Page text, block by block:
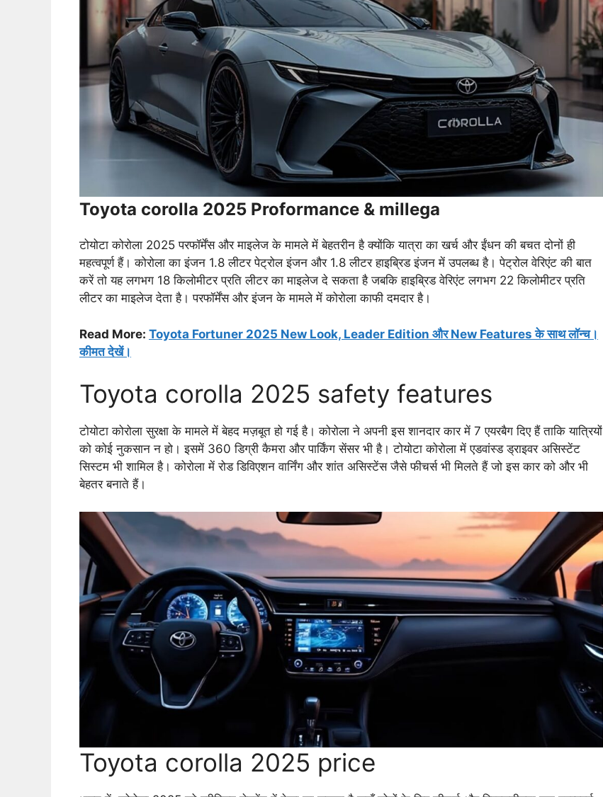
Toyota corolla 2025 Proformance & millega
टोयोटा कोरोला 2025 परफॉर्मेंस और माइलेज के मामले में बेहतरीन है क्योंकि यात्रा का खर्च और ईंधन की बचत दोनों ही
महत्वपूर्ण हैं। कोरोला का इंजन 1.8 लीटर पेट्रोल इंजन और 1.8 लीटर हाइब्रिड इंजन में उपलब्ध है। पेट्रोल वेरिएंट की बात
करें तो यह लगभग 18 किलोमीटर प्रति लीटर का माइलेज दे सकता है जबकि हाइब्रिड वेरिएंट लगभग 22 किलोमीटर प्रति
लीटर का माइलेज देता है। परफॉर्मेंस और इंजन के मामले में कोरोला काफी दमदार है।
Read More: Toyota Fortuner 2025 New Look, Leader Edition और New Features के साथ लॉन्च।
कीमत देखें।
Toyota corolla 2025 safety features
टोयोटा कोरोला सुरक्षा के मामले में बेहद मज़बूत हो गई है। कोरोला ने अपनी इस शानदार कार में 7 एयरबैग दिए हैं ताकि यात्रियों
को कोई नुकसान न हो। इसमें 360 डिग्री कैमरा और पार्किंग सेंसर भी है। टोयोटा कोरोला में एडवांस्ड ड्राइवर असिस्टेंट
सिस्टम भी शामिल है। कोरोला में रोड डिविएशन वार्निंग और शांत असिस्टेंस जैसे फीचर्स भी मिलते हैं जो इस कार को और भी
बेहतर बनाते हैं।
Toyota corolla 2025 price